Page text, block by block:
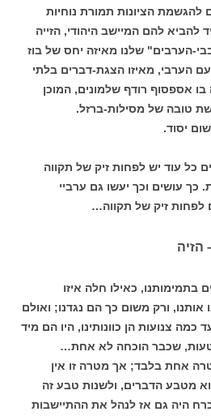
להגשמת הציונות תמורת נוחיות
להביא להם המיישב היהודי, הזייה
הערבים" שלנו מאיזה יחס של בוז
הערבי, מאיזו הצגת-דברים בלתי
אספסוף רודף שלמונים, המוכן
טובה של מסילות-ברזל.
יסוד.
כל עוד יש לפחות זיק של תקווה
עושים וכך יעשו גם ערביי
לפחות זיק של תקווה…
הזיה
בתמימותנו, כאילו חלה איזו
ורק משום כך הם נגדנו; ואולם
צנועות הן כוונותינו, היו הם מיד
טעות, שכבר הוכחה לא אחת…
אחת בלבד; אך מטרה זו אין
מטבע הדברים, ולשנות טבע זה
היה גם אז לנהל את ההתיישבות